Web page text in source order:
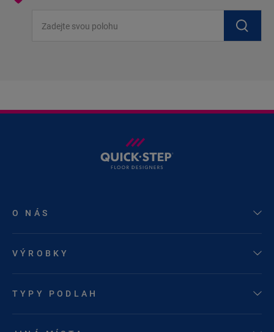
O NÁS
VÝROBKY
TYPY PODLAH